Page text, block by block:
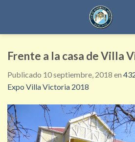
Frente a la casa de Villa
Publicado 10 septiembre, 2018 en
Expo Villa Victoria 2018